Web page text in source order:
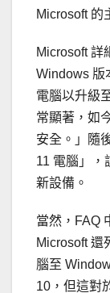
Microsoft 的
Microsoft 詳
Windows 版
電腦以升級
常顯著，如
安全。」隨
11 電腦」，
新設備。
當然，FAQ
Microsoft 還
腦至
10，但這對